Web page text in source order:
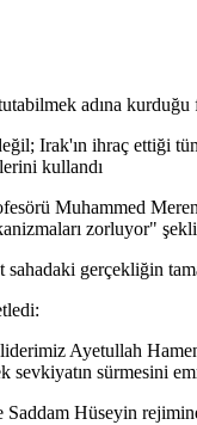
adına kurduğu
Irak'ın ihraç ettiği
kullandı
Muhammed
zorluyor"
gerçekliğin
Ayetullah
sevkiyatın sürmesini
Hüseyin